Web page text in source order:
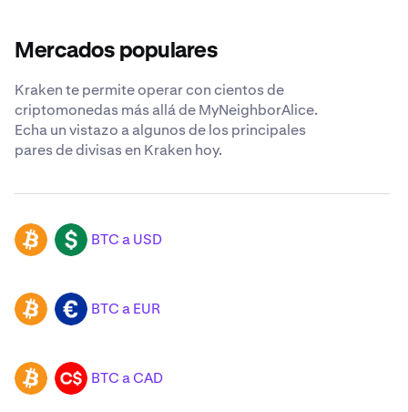
Mercados populares
Kraken te permite operar con cientos de
criptomonedas más allá de MyNeighborAlice.
Echa un vistazo a algunos de los principales
pares de divisas en Kraken hoy.
BTC USD BTC a USD
BTC EUR BTC a EUR
BTC CAD BTC a CAD